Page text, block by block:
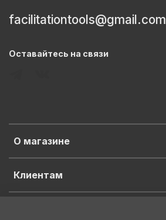
О магазине
Клиентам
facilitationtools@gmail.com
Оставайтесь на связи